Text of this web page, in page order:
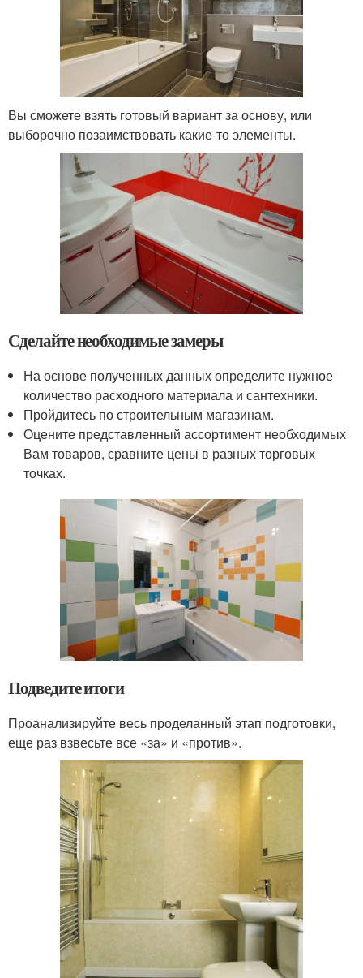
Вы сможете взять готовый вариант за основу, или
выборочно позаимствовать какие-то элементы.
Сделайте необходимые замеры
На основе полученных данных определите нужное
количество расходного материала и сантехники.
Пройдитесь по строительным магазинам.
Оцените представленный ассортимент необходимых
Вам товаров, сравните цены в разных торговых
точках.
Подведите итоги
Проанализируйте весь проделанный этап подготовки,
еще раз взвесьте все «за» и «против».